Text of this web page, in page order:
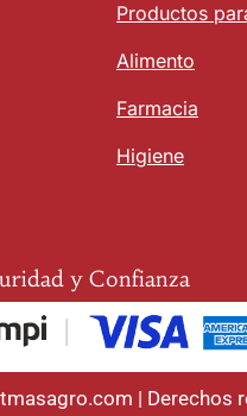
Productos
Alimento
Farmacia
Higiene
y Confianza
| Derechos